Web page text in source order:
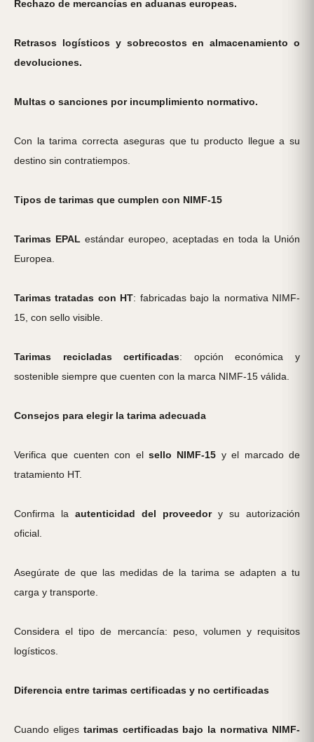
Rechazo de mercancías en aduanas europeas.
Retrasos logísticos y sobrecostos en almacenamiento o
devoluciones.
Multas o sanciones por incumplimiento normativo.
Con la tarima correcta aseguras que tu producto llegue a su
destino sin contratiempos.
Tipos de tarimas que cumplen con NIMF-15
Tarimas EPAL estándar europeo, aceptadas en toda la Unión
Europea.
Tarimas tratadas con HT: fabricadas bajo la normativa NIMF-
15, con sello visible.
Tarimas recicladas certificadas: opción económica y
sostenible siempre que cuenten con la marca NIMF-15 válida.
Consejos para elegir la tarima adecuada
Verifica que cuenten con el sello NIMF-15 y el marcado de
tratamiento HT.
Confirma la autenticidad del proveedory su autorización
oficial.
Asegúrate de que las medidas de la tarima se adapten a tu
carga y transporte.
Considera el tipo de mercancía: peso, volumen y requisitos
logísticos.
Diferencia entre tarimas certificadas y no certificadas
Cuando eliges tarimas certificadas bajo la normativa NIMF-